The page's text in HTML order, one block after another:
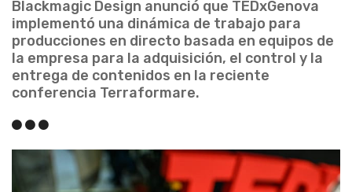
Blackmagic Design anunció que TEDxGenova
implementó una dinámica de trabajo para
producciones en directo basada en equipos de
la empresa para la adquisición, el control y la
entrega de contenidos en la reciente
conferencia Terraformare.